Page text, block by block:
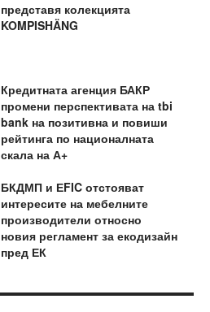
представя колекцията
KOMPISHÄNG
Кредитната агенция БАКР
промени перспективата на tbi
bank на позитивна и повиши
рейтинга по националната
скала на А+
БКДМП и ЕFIC отстояват
интересите на мебелните
производители относно
новия регламент за екодизайн
пред ЕК